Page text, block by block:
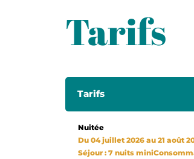
Tarifs
Tarifs
Nuitée
Du 04 juillet 2026 au 21 août
Séjour : 7 nuits